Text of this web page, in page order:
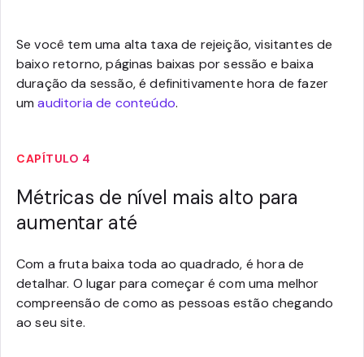
Se você tem uma alta taxa de rejeição, visitantes de
baixo retorno, páginas baixas por sessão e baixa
duração da sessão, é definitivamente hora de fazer
umauditoria de conteúdo.
CAPÍTULO 4
Métricas de nível mais alto para
aumentar até
Com a fruta baixa toda ao quadrado, é hora de
detalhar. O lugar para começar é com uma melhor
compreensão de como as pessoas estão chegando
ao seu site.